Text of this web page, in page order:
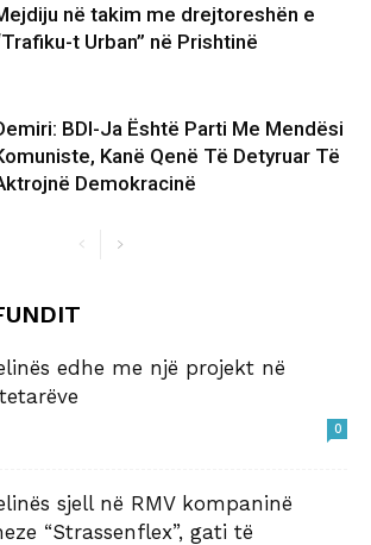
në takim me drejtoreshën e
t Urban” në Prishtinë
BDI-Ja Është Parti Me Mendësi
Kanë Qenë Të Detyruar Të
Demokracinë
edhe me një projekt në
0
sjell në RMV kompaninë
“Strassenflex”, gati të